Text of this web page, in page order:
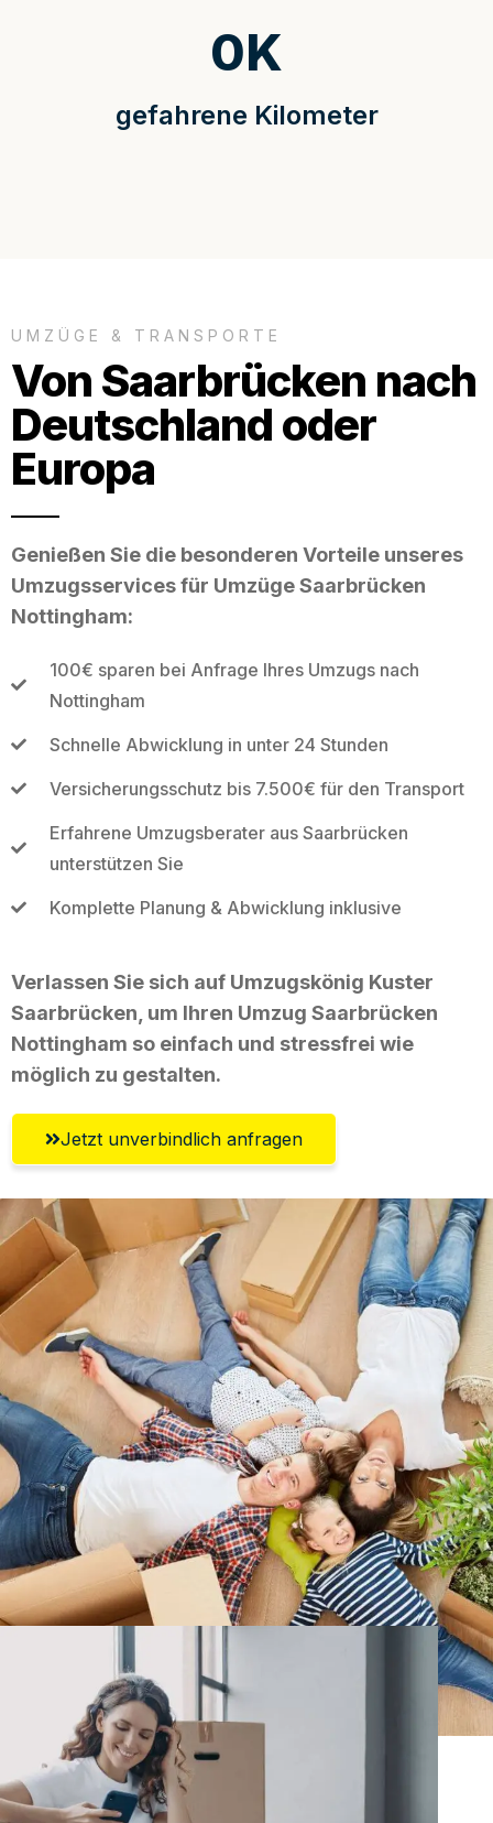
gefahrene Kilometer
0K
UMZÜGE & TRANSPORTE
Von Saarbrücken nach
Deutschland oder
Europa
Genießen Sie die besonderen Vorteile unseres
Umzugsservices für Umzüge Saarbrücken
Nottingham:
100€ sparen bei Anfrage Ihres Umzugs nach
Nottingham
Schnelle Abwicklung in unter 24 Stunden
Versicherungsschutz bis 7.500€ für den Transport
Erfahrene Umzugsberater aus Saarbrücken
unterstützen Sie
Komplette Planung & Abwicklung inklusive
Verlassen Sie sich auf Umzugskönig Kuster
Saarbrücken, um Ihren Umzug Saarbrücken
Nottingham so einfach und stressfrei wie
möglich zu gestalten.
Jetzt unverbindlich anfragen